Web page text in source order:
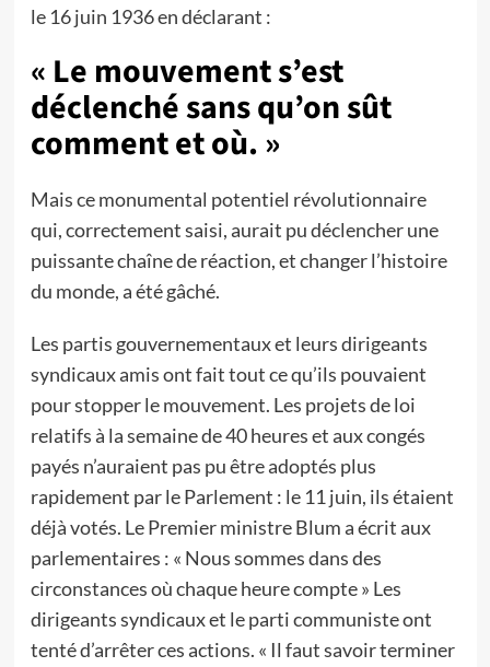
le 16 juin 1936 en déclarant :
« Le mouvement s’est
déclenché sans qu’on sût
comment et où. »
Mais ce monumental potentiel révolutionnaire
qui, correctement saisi, aurait pu déclencher une
puissante chaîne de réaction, et changer l’histoire
du monde, a été gâché.
Les partis gouvernementaux et leurs dirigeants
syndicaux amis ont fait tout ce qu’ils pouvaient
pour stopper le mouvement. Les projets de loi
relatifs à la semaine de 40 heures et aux congés
payés n’auraient pas pu être adoptés plus
rapidement par le Parlement : le 11 juin, ils étaient
déjà votés. Le Premier ministre Blum a écrit aux
parlementaires : « Nous sommes dans des
circonstances où chaque heure compte » Les
dirigeants syndicaux et le parti communiste ont
tenté d’arrêter ces actions. « Il faut savoir terminer